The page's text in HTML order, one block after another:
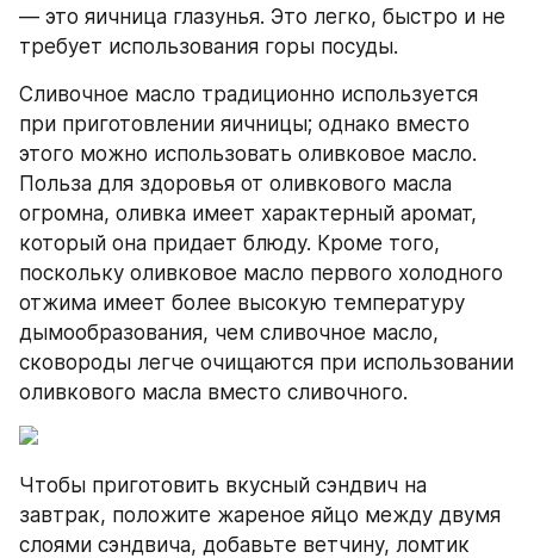
— это яичница глазунья. Это легко, быстро и не
требует использования горы посуды.
Сливочное масло традиционно используется
при приготовлении яичницы; однако вместо
этого можно использовать оливковое масло.
Польза для здоровья от оливкового масла
огромна, оливка имеет характерный аромат,
который она придает блюду. Кроме того,
поскольку оливковое масло первого холодного
отжима имеет более высокую температуру
дымообразования, чем сливочное масло,
сковороды легче очищаются при использовании
оливкового масла вместо сливочного.
Чтобы приготовить вкусный сэндвич на
завтрак, положите жареное яйцо между двумя
слоями сэндвича, добавьте ветчину, ломтик